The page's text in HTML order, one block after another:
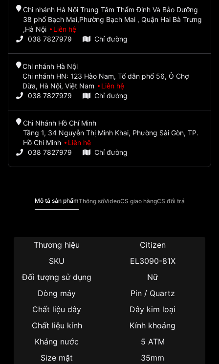
Chi nhánh Hà Nội Trung Tâm Thẩm Định Và Bảo Dưỡng
38 phố Bạch Mai,Phường Bạch Mai , Quận Hai Bà Trưng
,Hà Nội
Liên hệ
038 7827979
Chỉ đường
Chi nhánh Hà Nội
Chi nhánh HN: 123 Hào Nam, Tổ dân phố 56, Ô Chợ
Dừa, Hà Nội, Việt Nam
Liên hệ
038 7827979
Chỉ đường
Chi Nhánh Hồ Chí Minh
Tầng 1, 34 Nguyễn Thị Minh Khai, Phường Sài Gòn, TP.
Hồ Chí Minh
Liên hệ
038 7827979
Chỉ đường
Mô tả sản phẩmThông sốVideoCS giao hàngCS đổi trả
Thương hiệu
Citizen
SKU
EL3090-81X
Đối tượng sử dụng
Nữ
Dòng máy
Pin / Quartz
Chất liệu dây
Dây kim loại
Chất liệu kính
Kính khoáng
Kháng nước
5 ATM
Size mặt
35mm